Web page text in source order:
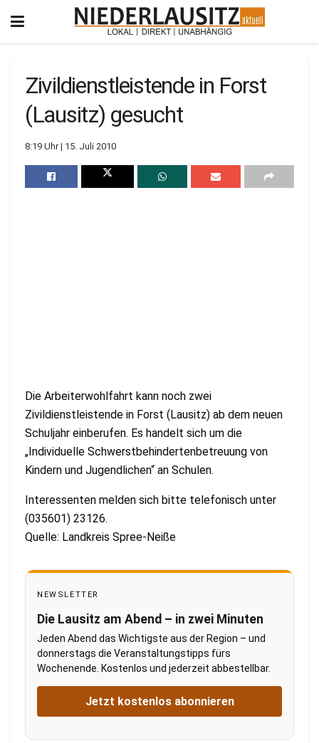
Zivildienstleistende in Forst
(Lausitz) gesucht
8:19 Uhr | 15. Juli 2010
Die Arbeiterwohlfahrt kann noch zwei
Zivildienstleistende in Forst (Lausitz) ab dem neuen
Schuljahr einberufen. Es handelt sich um die
„Individuelle Schwerstbehindertenbetreuung von
Kindern und Jugendlichen“ an Schulen.
Interessenten melden sich bitte telefonisch unter
(035601) 23126.
Quelle: Landkreis Spree-Neiße
NEWSLETTER
Die Lausitz am Abend – in zwei Minuten
Jeden Abend das Wichtigste aus der Region – und
donnerstags die Veranstaltungstipps fürs
Wochenende. Kostenlos und jederzeit abbestellbar.
Jetzt kostenlos abonnieren